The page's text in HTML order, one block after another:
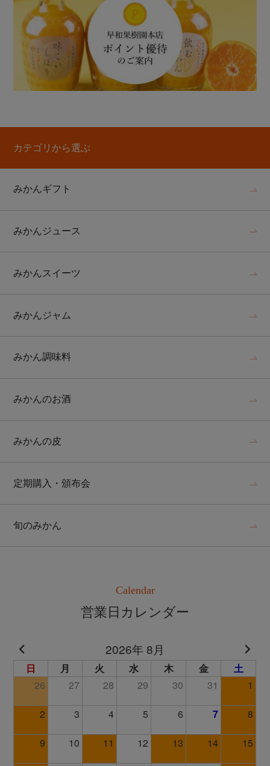
カテゴリから選ぶ
みかんギフト
みかんジュース
みかんスイーツ
みかんジャム
みかん調味料
みかんのお酒
みかんの皮
定期購入・頒布会
旬のみかん
Calendar
営業日カレンダー